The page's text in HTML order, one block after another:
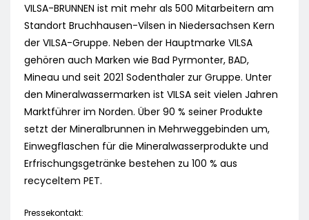
VILSA-BRUNNEN ist mit mehr als 500 Mitarbeitern am
Standort Bruchhausen-Vilsen in Niedersachsen Kern
der VILSA-Gruppe. Neben der Hauptmarke VILSA
gehören auch Marken wie Bad Pyrmonter, BAD,
Mineau und seit 2021 Sodenthaler zur Gruppe. Unter
den Mineralwassermarken ist VILSA seit vielen Jahren
Marktführer im Norden. Über 90 % seiner Produkte
setzt der Mineralbrunnen in Mehrweggebinden um,
Einwegflaschen für die Mineralwasserprodukte und
Erfrischungsgetränke bestehen zu 100 % aus
recyceltem PET.
Pressekontakt: